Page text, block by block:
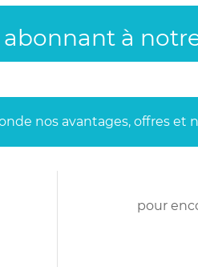
à
nos avantages, offres et
pour